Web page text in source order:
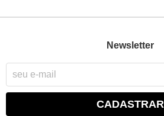
Newsletter
CADASTRAR